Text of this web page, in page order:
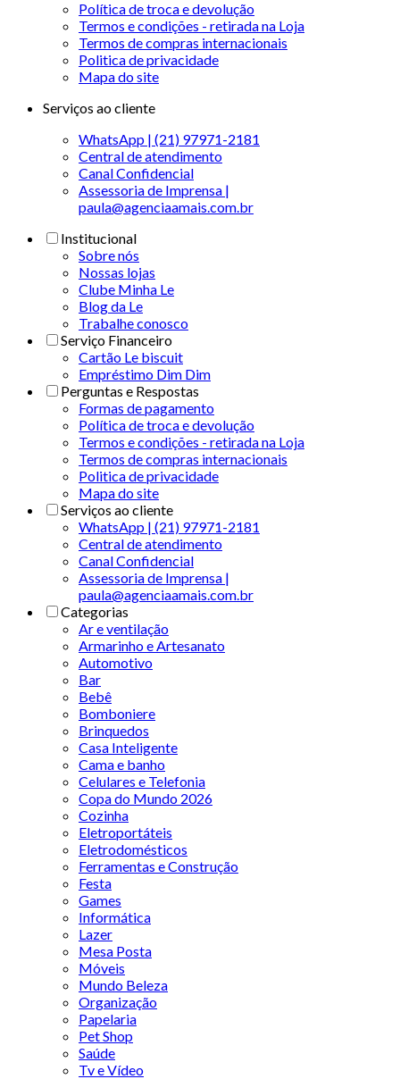
Política de troca e devolução
Termos e condições - retirada na Loja
Termos de compras internacionais
Politica de privacidade
Mapa do site
Serviços ao cliente
WhatsApp | (21) 97971-2181
Central de atendimento
Canal Confidencial
Assessoria de Imprensa |
paula@agenciaamais.com.br
Institucional
Sobre nós
Nossas lojas
Clube Minha Le
Blog da Le
Trabalhe conosco
Serviço Financeiro
Cartão Le biscuit
Empréstimo Dim Dim
Perguntas e Respostas
Formas de pagamento
Política de troca e devolução
Termos e condições - retirada na Loja
Termos de compras internacionais
Politica de privacidade
Mapa do site
Serviços ao cliente
WhatsApp | (21) 97971-2181
Central de atendimento
Canal Confidencial
Assessoria de Imprensa |
paula@agenciaamais.com.br
Categorias
Ar e ventilação
Armarinho e Artesanato
Automotivo
Bar
Bebê
Bomboniere
Brinquedos
Casa Inteligente
Cama e banho
Celulares e Telefonia
Copa do Mundo 2026
Cozinha
Eletroportáteis
Eletrodomésticos
Ferramentas e Construção
Festa
Games
Informática
Lazer
Mesa Posta
Móveis
Mundo Beleza
Organização
Papelaria
Pet Shop
Saúde
Tv e Vídeo